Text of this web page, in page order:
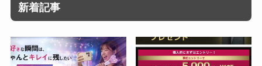
新着記事